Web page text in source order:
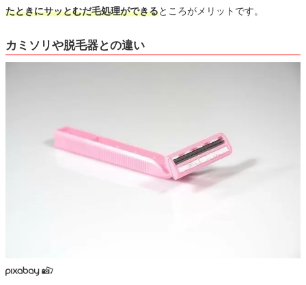
たときにサッとむだ毛処理ができるところがメリットです。
カミソリや脱毛器との違い